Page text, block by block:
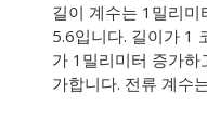
길이 계수는 1밀리미
5.6입니다. 길이가 1
가 1밀리미터 증가
가합니다. 전류 계수